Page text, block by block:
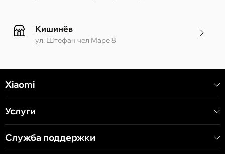
Кишинёв
ул. Штефан чел Маре 8
Xiaomi
Услуги
Служба поддержки